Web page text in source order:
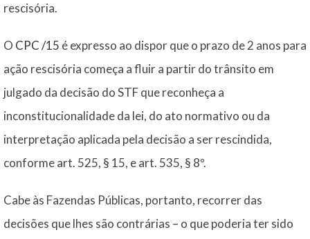
rescisória.
O CPC /15 é expresso ao dispor que o prazo de 2 anos para
ação rescisória começa a fluir a partir do trânsito em
julgado da decisão do STF que reconheça a
inconstitucionalidade da lei, do ato normativo ou da
interpretação aplicada pela decisão a ser rescindida,
conforme art. 525, § 15, e art. 535, § 8º.
Cabe às Fazendas Públicas, portanto, recorrer das
decisões que lhes são contrárias – o que poderia ter sido